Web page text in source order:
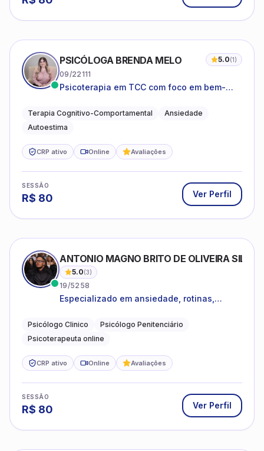
PSICÓLOGA BRENDA MELO 5.0(1)
09/22111
Psicoterapia em TCC com foco em bem-
o cotidiano
Terapia Cognitivo-Comportamental
Ansiedade
Autoestima
CRP ativo Online Avaliações
SESSÃO
R$ 80 Ver Perfil
ANTONIO MAGNO BRITO DE OLIVEIRA SILVA
5.0(3)
19/5258
Especializado em ansiedade, rotinas,
familiares e questões comportamentais.
Psicólogo Clinico
Psicólogo Penitenciário
Psicoterapeuta online
CRP ativo Online Avaliações
SESSÃO
R$ 80 Ver Perfil